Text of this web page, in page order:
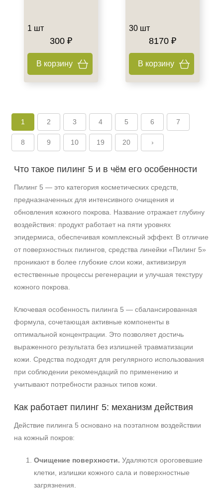
1 шт
300 ₽
В корзину
30 шт
8170 ₽
В корзину
1 2 3 4 5 6 7
8 9 10 19 20 ›
Что такое пилинг 5 и в чём его особенности
Пилинг 5 — это категория косметических средств,
предназначенных для интенсивного очищения и
обновления кожного покрова. Название отражает глубину
воздействия: продукт работает на пяти уровнях
эпидермиса, обеспечивая комплексный эффект. В отличие
от поверхностных пилингов, средства линейки «Пилинг 5»
проникают в более глубокие слои кожи, активизируя
естественные процессы регенерации и улучшая текстуру
кожного покрова.
Ключевая особенность пилинга 5 — сбалансированная
формула, сочетающая активные компоненты в
оптимальной концентрации. Это позволяет достичь
выраженного результата без излишней травматизации
кожи. Средства подходят для регулярного использования
при соблюдении рекомендаций по применению и
учитывают потребности разных типов кожи.
Как работает пилинг 5: механизм действия
Действие пилинга 5 основано на поэтапном воздействии
на кожный покров:
Очищение поверхности. Удаляются ороговевшие
клетки, излишки кожного сала и поверхностные
загрязнения.
+7 (495) 640-58-89
+7 (929) 933-09-89